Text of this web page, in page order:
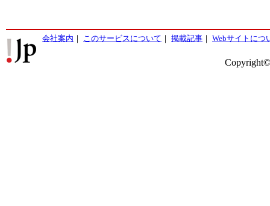
会社案内 ｜ このサービスについて ｜ 掲載記事 ｜ Webサイトにつ